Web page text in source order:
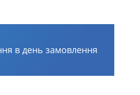
в день замовлення